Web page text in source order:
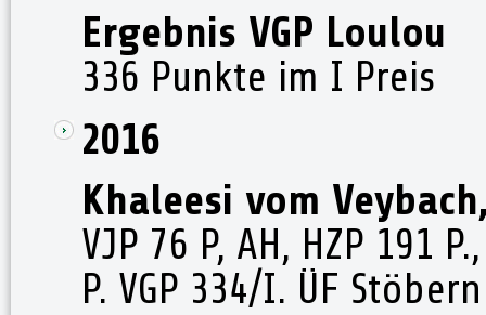
Ergebnis VGP Loulou
336 Punkte im I Preis
2016
Khaleesi vom
VJP 76 P, AH, HZP 191
P. VGP 334/I. ÜF